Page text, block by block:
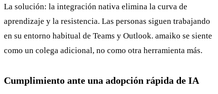
La solución: la integración nativa elimina la curva de
aprendizaje y la resistencia. Las personas siguen trabajando
en su entorno habitual de Teams y Outlook. amaiko se siente
como un colega adicional, no como otra herramienta más.
Cumplimiento ante una adopción rápida de IA